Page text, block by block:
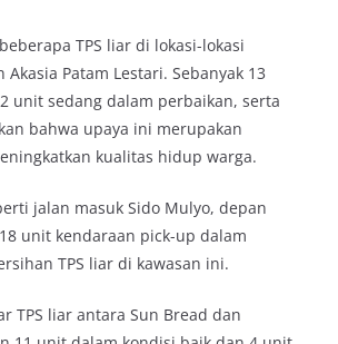
TPS liar di lokasi-lokasi
Patam Lestari. Sebanyak 13
unit sedang dalam perbaikan, serta
bahwa upaya ini merupakan
kualitas hidup warga.
jalan masuk Sido Mulyo, depan
unit kendaraan pick-up dalam
TPS liar di kawasan ini.
TPS liar antara Sun Bread dan